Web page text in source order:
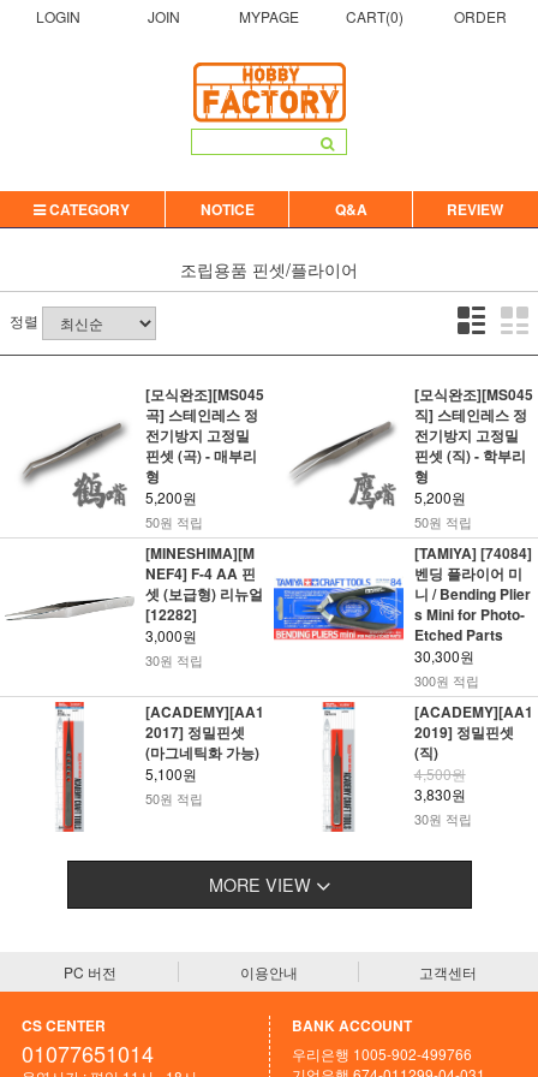
LOGIN JOIN MYPAGE CART(0) ORDER
CATEGORY NOTICE Q&A REVIEW
조립용품 핀셋/플라이어
정렬
[모식완조][MS045
곡] 스테인레스 정
전기방지 고정밀
핀셋 (곡) - 매부리
형
5,200원
50원 적립
[모식완조][MS045
직] 스테인레스 정
전기방지 고정밀
핀셋 (직) - 학부리
형
5,200원
50원 적립
[MINESHIMA][M
NEF4] F-4 AA 핀
셋 (보급형) 리뉴얼
[12282]
3,000원
30원 적립
[TAMIYA] [74084]
벤딩 플라이어 미
니 / Bending Plier
s Mini for Photo-
Etched Parts
30,300원
300원 적립
[ACADEMY][AA1
2017] 정밀핀셋
(마그네틱화 가능)
5,100원
50원 적립
[ACADEMY][AA1
2019] 정밀핀셋
(직)
4,500원
3,830원
30원 적립
MORE VIEW
PC 버전 이용안내 고객센터
CS CENTER
01077651014
BANK ACCOUNT
우리은행 1005-902-499766